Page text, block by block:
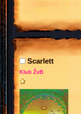
Scarlett
Klub ŽvB